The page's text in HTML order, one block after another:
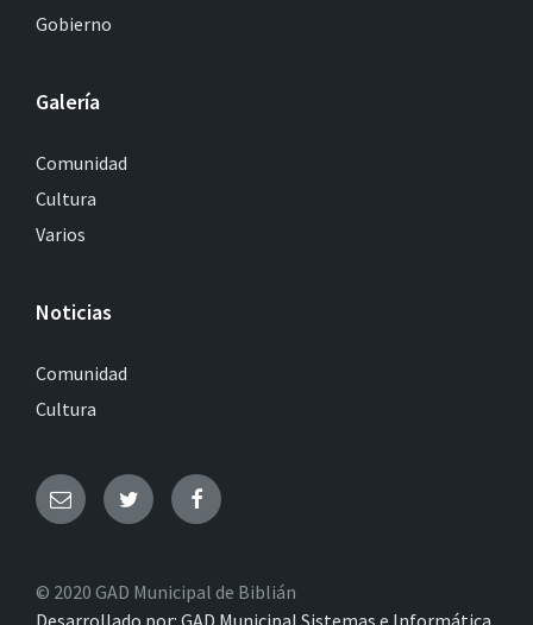
Gobierno
Galería
Comunidad
Cultura
Varios
Noticias
Comunidad
Cultura
© 2020 GAD Municipal de Biblián